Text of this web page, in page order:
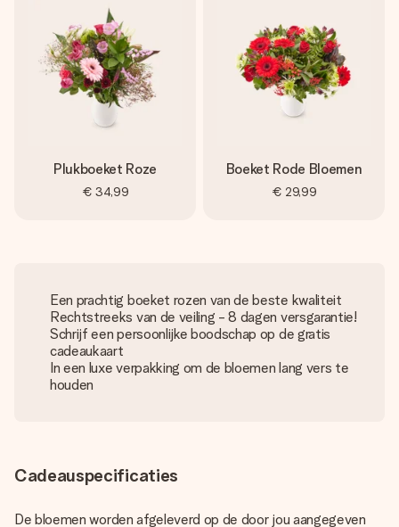
Plukboeket Roze
€ 34,99
Boeket Rode Bloemen
€ 29,99
Een prachtig boeket rozen van de beste kwaliteit
Rechtstreeks van de veiling - 8 dagen versgarantie!
Schrijf een persoonlijke boodschap op de gratis
cadeaukaart
In een luxe verpakking om de bloemen lang vers te
houden
Cadeauspecificaties
De bloemen worden afgeleverd op de door jou aangegeven